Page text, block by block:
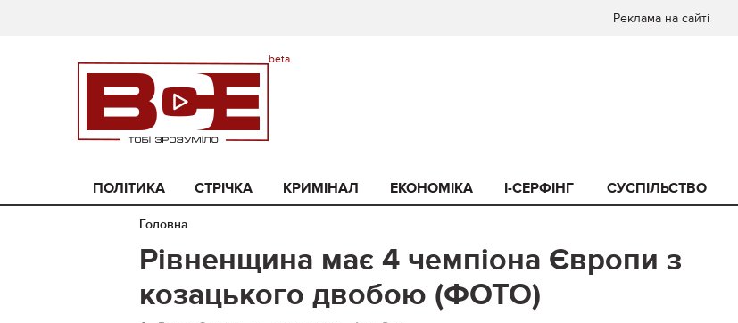
Реклама на сайті
ПОЛІТИКА СТРІЧКА КРИМІНАЛ ЕКОНОМІКА I-СЕРФІНГ СУСПІЛЬСТВО
Головна
Рівненщина має 4 чемпіона Європи з
козацького двобою (ФОТО)